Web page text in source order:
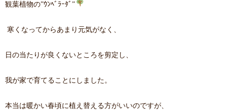
観葉植物の”ｳﾝﾍﾞﾗｰﾀﾞ”
寒くなってからあまり元気がなく、
日の当たりが良くないところを剪定し、
我が家で育てることにしました。
本当は暖かい春頃に植え替える方がいいのですが、